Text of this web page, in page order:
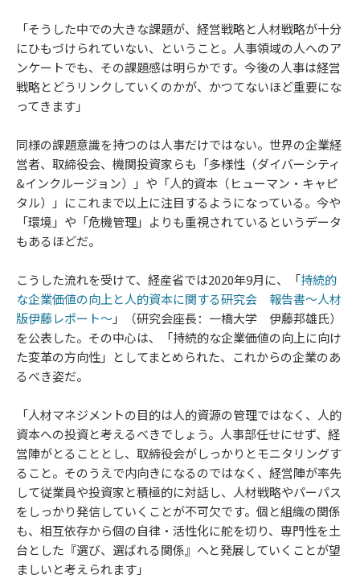
「そうした中での大きな課題が、経営戦略と人材戦略が十分
にひもづけられていない、ということ。人事領域の人へのア
ンケートでも、その課題感は明らかです。今後の人事は経営
戦略とどうリンクしていくのかが、かつてないほど重要にな
ってきます」
同様の課題意識を持つのは人事だけではない。世界の企業経
営者、取締役会、機関投資家らも「多様性（ダイバーシティ
&インクルージョン）」や「人的資本（ヒューマン・キャピ
タル）」にこれまで以上に注目するようになっている。今や
「環境」や「危機管理」よりも重視されているというデータ
もあるほどだ。
こうした流れを受けて、経産省では2020年9月に、「持続的
な企業価値の向上と人的資本に関する研究会 報告書～人材
版伊藤レポート～」（研究会座長：一橋大学 伊藤邦雄氏）
を公表した。その中心は、「持続的な企業価値の向上に向け
た変革の方向性」としてまとめられた、これからの企業のあ
るべき姿だ。
「人材マネジメントの目的は人的資源の管理ではなく、人的
資本への投資と考えるべきでしょう。人事部任せにせず、経
営陣がとることとし、取締役会がしっかりとモニタリングす
ること。そのうえで内向きになるのではなく、経営陣が率先
して従業員や投資家と積極的に対話し、人材戦略やパーパス
をしっかり発信していくことが不可欠です。個と組織の関係
も、相互依存から個の自律・活性化に舵を切り、専門性を土
台とした『選び、選ばれる関係』へと発展していくことが望
ましいと考えられます」